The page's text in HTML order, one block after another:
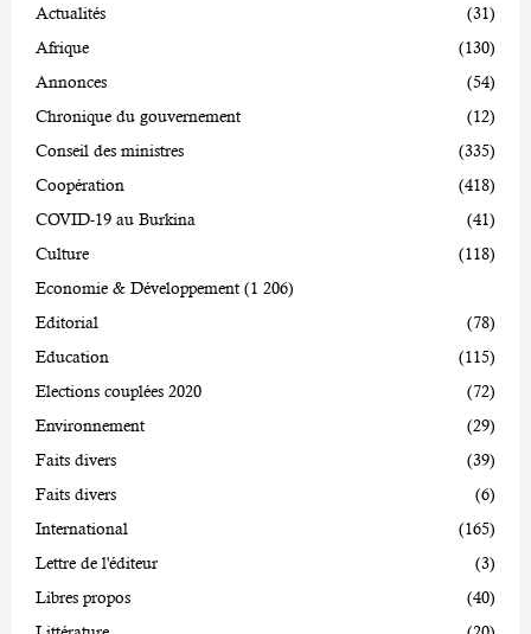
Actualités
(31)
Afrique
(130)
Annonces
(54)
Chronique du gouvernement
(12)
Conseil des ministres
(335)
Coopération
(418)
COVID-19 au Burkina
(41)
Culture
(118)
Economie & Développement (1 206)
Editorial
(78)
Education
(115)
Elections couplées 2020
(72)
Environnement
(29)
Faits divers
(39)
Faits divers
(6)
International
(165)
Lettre de l'éditeur
(3)
Libres propos
(40)